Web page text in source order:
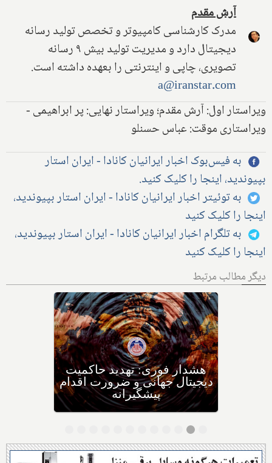
آرش مقدم
مدرک کارشناسی کامپیوتر و تخصص تولید رسانه
دیجیتال دارد و مدیریت تولید بیش ۹ رسانه
تصویری، چاپی و اینترنتی را بعهده داشته است.
a@iranstar.com
ویراستار اول: آرش مقدم؛ ویراستار نهایی: پر ابراهیمی -
ویراستاری موقت: عباس حسنلو
به فیس‌بوک اخبار ایرانیان کانادا - ایران استار
بپیوندید، اینجا را کلیک کنید.
به توئیتر اخبار ایرانیان کانادا - ایران استار بپیوندید،
اینجا را کلیک کنید
به تلگرام اخبار ایرانیان کانادا - ایران استار بپیوندید،
اینجا را کلیک کنید
دیگر مطالب مرتبط
تحقیقات دانشمندان دانشگاهی
در مجارستان: چه غذاهایی را
برای چه سرطان‌هایی نباید
بخوریم، و چه غذاهایی را
بخوریم؟